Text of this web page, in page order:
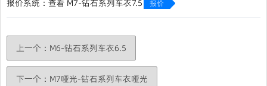
报价系统：查看 M7-钻石系列车衣7.5 报价
上一个：M6-钻石系列车衣6.5
下一个：M7哑光-钻石系列车衣哑光